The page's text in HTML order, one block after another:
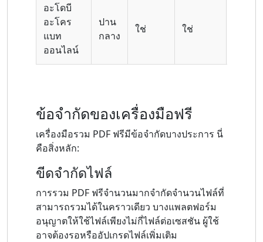
อะโดบี
อะโคร
แบท
ออนไลน์
ปาน
กลาง
ใช่ ใช่
ข้อจำกัดของเครื่องมือฟรี
เครื่องมือรวม PDF ฟรีมีข้อจำกัดบางประการ นี่
คือสิ่งหลัก:
ขีดจำกัดไฟล์
การรวม PDF ฟรีจำนวนมากจำกัดจำนวนไฟล์ที่
สามารถรวมได้ในคราวเดียว บางแพลตฟอร์ม
อนุญาตให้ใช้ไฟล์เพียงไม่กี่ไฟล์ต่อเซสชัน ผู้ใช้
อาจต้องรอหรืออัปเกรดไฟล์เพิ่มเติม